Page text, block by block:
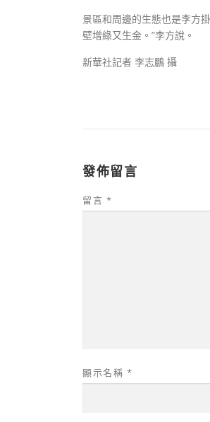
景區和周邊的生態也是李方
壁增綠又生金。”李方說。
新華社記者 李志鵬 攝
發佈留言
留言 *
顯示名稱 *